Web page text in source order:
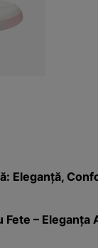
Eleganță,
– Eleganța